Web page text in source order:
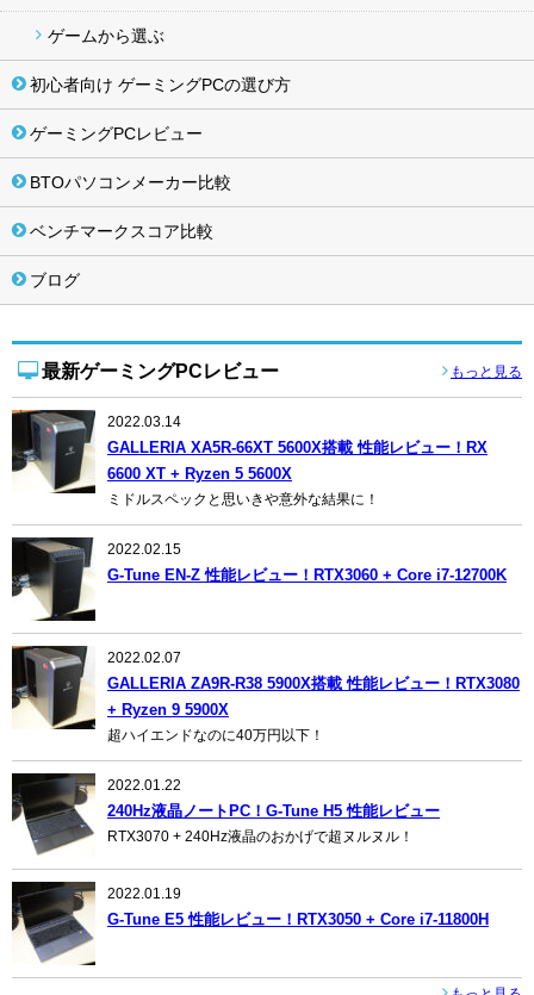
ゲームから選ぶ
初心者向け ゲーミングPCの選び方
ゲーミングPCレビュー
BTOパソコンメーカー比較
ベンチマークスコア比較
ブログ
最新ゲーミングPCレビュー もっと見る
2022.03.14
GALLERIA XA5R-66XT 5600X搭載 性能レビュー！RX
6600 XT + Ryzen 5 5600X
ミドルスペックと思いきや意外な結果に！
2022.02.15
G-Tune EN-Z 性能レビュー！RTX3060 + Core i7-12700K
2022.02.07
GALLERIA ZA9R-R38 5900X搭載 性能レビュー！RTX3080
+ Ryzen 9 5900X
超ハイエンドなのに40万円以下！
2022.01.22
240Hz液晶ノートPC！G-Tune H5 性能レビュー
RTX3070 + 240Hz液晶のおかげで超ヌルヌル！
2022.01.19
G-Tune E5 性能レビュー！RTX3050 + Core i7-11800H